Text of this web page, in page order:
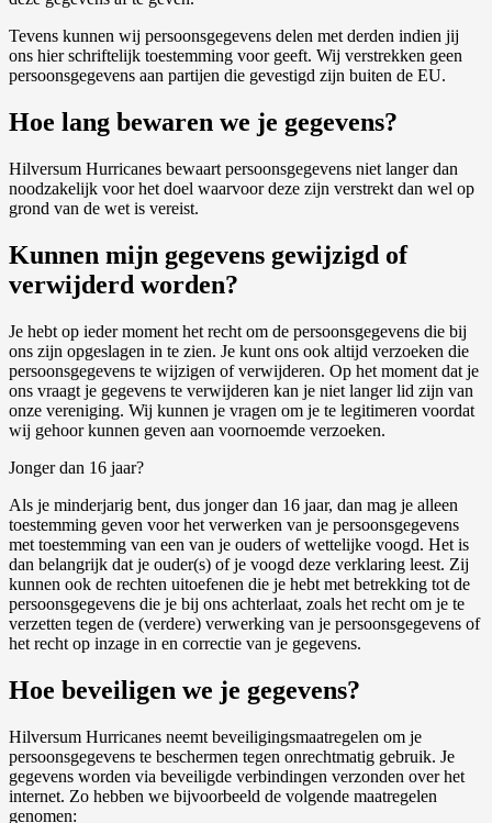
Tevens kunnen wij persoonsgegevens delen met derden indien jij
ons hier schriftelijk toestemming voor geeft. Wij verstrekken geen
persoonsgegevens aan partijen die gevestigd zijn buiten de EU.
Hoe lang bewaren we je gegevens?
Hilversum Hurricanes bewaart persoonsgegevens niet langer dan
noodzakelijk voor het doel waarvoor deze zijn verstrekt dan wel op
grond van de wet is vereist.
Kunnen mijn gegevens gewijzigd of
verwijderd worden?
Je hebt op ieder moment het recht om de persoonsgegevens die bij
ons zijn opgeslagen in te zien. Je kunt ons ook altijd verzoeken die
persoonsgegevens te wijzigen of verwijderen. Op het moment dat je
ons vraagt je gegevens te verwijderen kan je niet langer lid zijn van
onze vereniging. Wij kunnen je vragen om je te legitimeren voordat
wij gehoor kunnen geven aan voornoemde verzoeken.
Jonger dan 16 jaar?
Als je minderjarig bent, dus jonger dan 16 jaar, dan mag je alleen
toestemming geven voor het verwerken van je persoonsgegevens
met toestemming van een van je ouders of wettelijke voogd. Het is
dan belangrijk dat je ouder(s) of je voogd deze verklaring leest. Zij
kunnen ook de rechten uitoefenen die je hebt met betrekking tot de
persoonsgegevens die je bij ons achterlaat, zoals het recht om je te
verzetten tegen de (verdere) verwerking van je persoonsgegevens of
het recht op inzage in en correctie van je gegevens.
Hoe beveiligen we je gegevens?
Hilversum Hurricanes neemt beveiligingsmaatregelen om je
persoonsgegevens te beschermen tegen onrechtmatig gebruik. Je
gegevens worden via beveiligde verbindingen verzonden over het
internet. Zo hebben we bijvoorbeeld de volgende maatregelen
genomen: